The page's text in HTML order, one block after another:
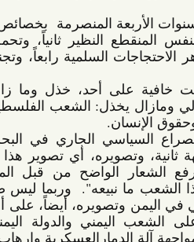
لقد تميز الحراك والاحتجاج الشعبي في البحرين خلال السنوات الأربعة المنصرمة  بخصائص واضحة
لا لبس فيها، وهي: السلمية أولاً ً، والمثابرة وطول النفس المنقطع النظير ثانياً، وتحمل القمع
المفرط وانتهاكات الحقوق ثالثاً، والابداع في تنويع مظاهر الاحتجاجات السلمية رابعاً، وتجنب ردود
الشعب في البحرين، تماما كما خذل نفس المجتمع الدولي ومازال يخذل: الشعب الفلسطيني، من
والمؤسف أكثر محاولات البعض في تحريف طبيعة الصراع السياسي الجاري في البحرين بين
الإدارة السياسية ومن يؤيدها من جهة والشعب من جهة ثانية، وتصويره، أي تصوير هذا الصراع،
كما لو انه صراعاً طائفياً ومذهبياً على الرغم من رفع الشعار الواضح من قبل المشاركين
طائفي ومذهبي لتبرير العدوان السعودي الأمريكي على الشعب اليمني والدولة اليمنية. وهنا
وارهاب الدولة.